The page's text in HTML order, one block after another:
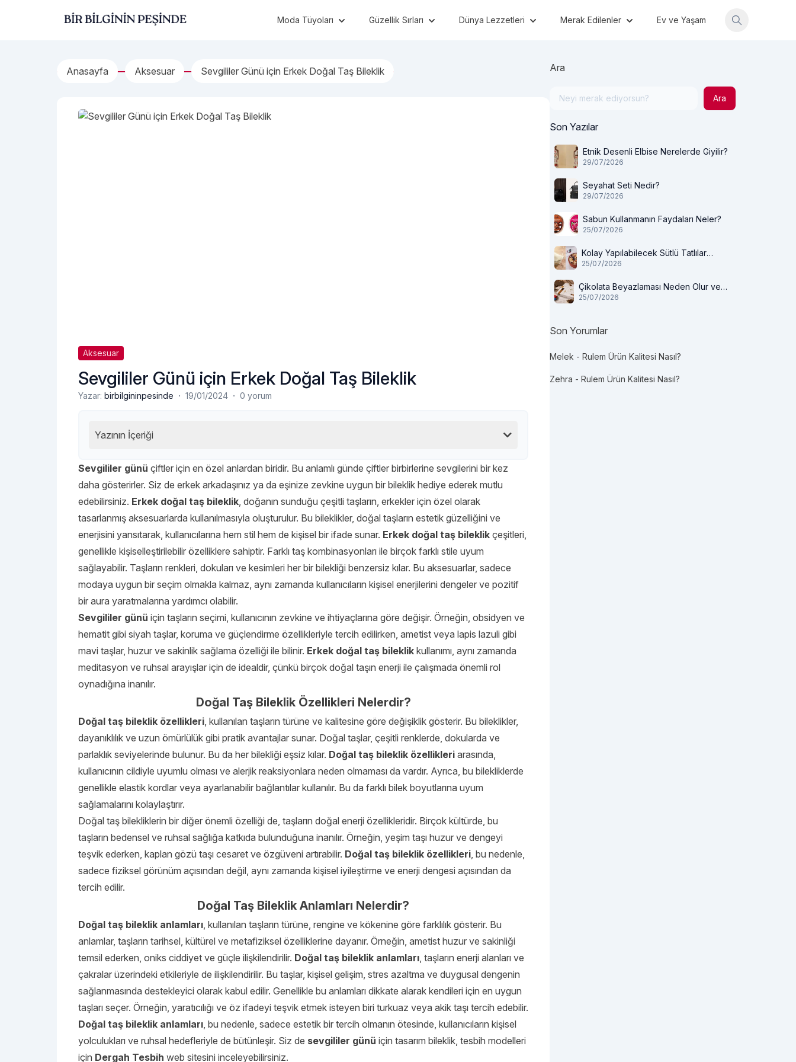
Bir Bilginin Peşinde! Moda Tüyoları Güzellik Sırları Dünya Lezzetleri Merak Edilenler Ev ve Yaşam
Anasayfa Aksesuar Sevgililer Günü için Erkek Doğal Taş Bileklik
Aksesuar
Sevgililer Günü için Erkek Doğal Taş Bileklik
Yazar: birbilgininpesinde · 19/01/2024 · 0 yorum
Yazının İçeriği
Sevgililer günü çiftler için en özel anlardan biridir. Bu anlamlı günde çiftler birbirlerine sevgilerini bir kez
daha gösterirler. Siz de erkek arkadaşınız ya da eşinize zevkine uygun bir bileklik hediye ederek mutlu
edebilirsiniz. Erkek doğal taş bileklik, doğanın sunduğu çeşitli taşların, erkekler için özel olarak
tasarlanmış aksesuarlarda kullanılmasıyla oluşturulur. Bu bileklikler, doğal taşların estetik güzelliğini ve
enerjisini yansıtarak, kullanıcılarına hem stil hem de kişisel bir ifade sunar. Erkek doğal taş bileklik çeşitleri,
genellikle kişiselleştirilebilir özelliklere sahiptir. Farklı taş kombinasyonları ile birçok farklı stile uyum
sağlayabilir. Taşların renkleri, dokuları ve kesimleri her bir bilekliği benzersiz kılar. Bu aksesuarlar, sadece
modaya uygun bir seçim olmakla kalmaz, aynı zamanda kullanıcıların kişisel enerjilerini dengeler ve pozitif
bir aura yaratmalarına yardımcı olabilir.
Sevgililer günü için taşların seçimi, kullanıcının zevkine ve ihtiyaçlarına göre değişir. Örneğin, obsidyen ve
hematit gibi siyah taşlar, koruma ve güçlendirme özellikleriyle tercih edilirken, ametist veya lapis lazuli gibi
mavi taşlar, huzur ve sakinlik sağlama özelliği ile bilinir. Erkek doğal taş bileklik kullanımı, aynı zamanda
meditasyon ve ruhsal arayışlar için de idealdir, çünkü birçok doğal taşın enerji ile çalışmada önemli rol
oynadığına inanılır.
Doğal Taş Bileklik Özellikleri Nelerdir?
Doğal taş bileklik özellikleri, kullanılan taşların türüne ve kalitesine göre değişiklik gösterir. Bu bileklikler,
dayanıklılık ve uzun ömürlülük gibi pratik avantajlar sunar. Doğal taşlar, çeşitli renklerde, dokularda ve
parlaklık seviyelerinde bulunur. Bu da her bilekliği eşsiz kılar. Doğal taş bileklik özellikleri arasında,
kullanıcının cildiyle uyumlu olması ve alerjik reaksiyonlara neden olmaması da vardır. Ayrıca, bu bilekliklerde
genellikle elastik kordlar veya ayarlanabilir bağlantılar kullanılır. Bu da farklı bilek boyutlarına uyum
sağlamalarını kolaylaştırır.
Doğal taş bilekliklerin bir diğer önemli özelliği de, taşların doğal enerji özellikleridir. Birçok kültürde, bu
taşların bedensel ve ruhsal sağlığa katkıda bulunduğuna inanılır. Örneğin, yeşim taşı huzur ve dengeyi
teşvik ederken, kaplan gözü taşı cesaret ve özgüveni artırabilir. Doğal taş bileklik özellikleri, bu nedenle,
sadece fiziksel görünüm açısından değil, aynı zamanda kişisel iyileştirme ve enerji dengesi açısından da
tercih edilir.
Doğal Taş Bileklik Anlamları Nelerdir?
Doğal taş bileklik anlamları, kullanılan taşların türüne, rengine ve kökenine göre farklılık gösterir. Bu
anlamlar, taşların tarihsel, kültürel ve metafiziksel özelliklerine dayanır. Örneğin, ametist huzur ve sakinliği
temsil ederken, oniks ciddiyet ve güçle ilişkilendirilir. Doğal taş bileklik anlamları, taşların enerji alanları ve
çakralar üzerindeki etkileriyle de ilişkilendirilir. Bu taşlar, kişisel gelişim, stres azaltma ve duygusal dengenin
sağlanmasında destekleyici olarak kabul edilir. Genellikle bu anlamları dikkate alarak kendileri için en uygun
taşları seçer. Örneğin, yaratıcılığı ve öz ifadeyi teşvik etmek isteyen biri turkuaz veya akik taşı tercih edebilir.
Doğal taş bileklik anlamları, bu nedenle, sadece estetik bir tercih olmanın ötesinde, kullanıcıların kişisel
yolculukları ve ruhsal hedefleriyle de bütünleşir. Siz de sevgililer günü için tasarım bileklik, tesbih modelleri
için Dergah Tesbih web sitesini inceleyebilirsiniz.
Ara
Ara
Son Yazılar
Etnik Desenli Elbise Nerelerde Giyilir?
29/07/2026
Seyahat Seti Nedir?
29/07/2026
Sabun Kullanmanın Faydaları Neler?
25/07/2026
Kolay Yapılabilecek Sütlü Tatlılar
Nelerdir?
25/07/2026
Çikolata Beyazlaması Neden Olur ve
Tüketilir mi?
25/07/2026
Son Yorumlar
Melek - Rulem Ürün Kalitesi Nasıl?
Zehra - Rulem Ürün Kalitesi Nasıl?